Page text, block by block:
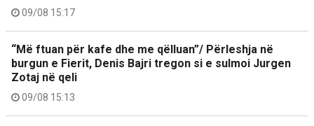
09/08 15:17
“Më ftuan për kafe dhe me qëlluan”/ Përleshja në
burgun e Fierit, Denis Bajri tregon si e sulmoi Jurgen
Zotaj në qeli
09/08 15:13